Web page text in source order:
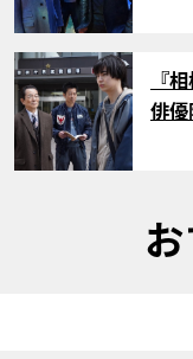
サムネ
『
俳